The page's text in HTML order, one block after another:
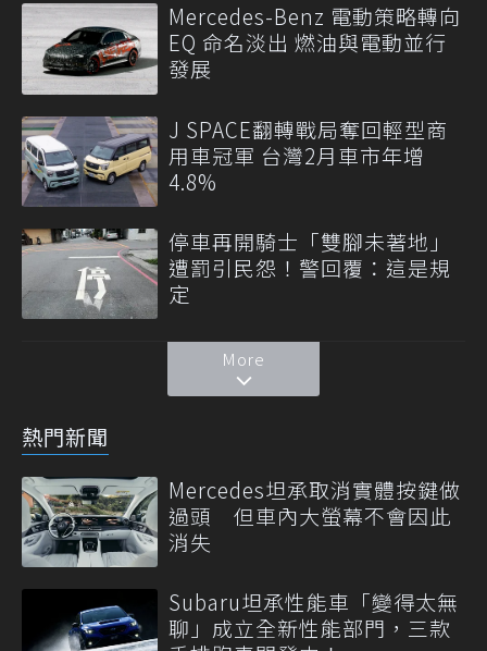
Mercedes-Benz 電動策略轉向
EQ 命名淡出 燃油與電動並行
發展
J SPACE翻轉戰局奪回輕型商
用車冠軍 台灣2月車市年增
4.8%
停車再開騎士「雙腳未著地」
遭罰引民怨！警回覆：這是規
定
More
熱門新聞
Mercedes坦承取消實體按鍵做
過頭 但車內大螢幕不會因此
消失
Subaru坦承性能車「變得太無
聊」成立全新性能部門，三款